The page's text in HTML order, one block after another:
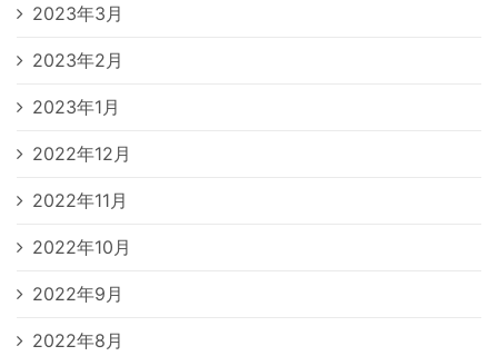
2023年3月
2023年2月
2023年1月
2022年12月
2022年11月
2022年10月
2022年9月
2022年8月